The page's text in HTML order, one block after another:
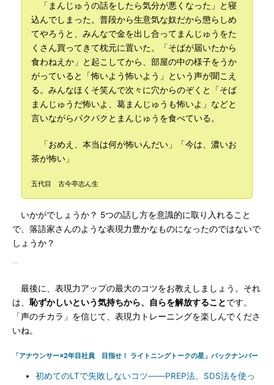
「まんじゅうの話をしたら気分が悪くなった」と寝
込んでしまった。普段から生意気な奴だから懲らしめ
てやろうと、みんなで金を出し合ってまんじゅうをた
くさん買ってきて枕元に置いた。「そばが届いたから
食わねえか」と起こしてから、部屋の中の様子をうか
がっていると「怖いよう怖いよう」という声が聞こえ
る。みんなほくそ笑んで次々に穴からのぞくと「そば
まんじゅうだ怖いよ、葛まんじゅうも怖いよ」などと
言いながらパクパクとまんじゅうを食べている。
「おめえ、本当は何が怖いんだい」「今は、濃いお
茶が怖い」
五代目 古今亭志ん生
いかがでしょうか？ 5つの話し方を意識的に取り入れること
で、落語家さんのような表現力豊かなものになったのではないで
しょうか？
最後に、表現力アップの最大のコツをお教えしましょう。それ
は、 恥ずかしいという気持ちから、自らを解放することです。
「声のチカラ」を信じて、表現力トレーニングを楽しんでくださ
いね。
「アナウンサー×2年目社員 目指せ！ ライトニングトークの星」バックナンバー
初めてのLTで失敗しないコツ――PREP法、SDS法を使っ